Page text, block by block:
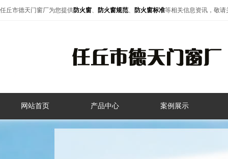
任丘市德天门窗厂为您提供防火窗、 防火窗规范、 防火窗标准等相关信息资讯，敬请
网站首页 产品中心 案例展示